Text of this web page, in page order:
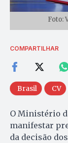
Foto:
COMPARTILHAR
Brasil CV
O Ministério
manifestar
da decisão